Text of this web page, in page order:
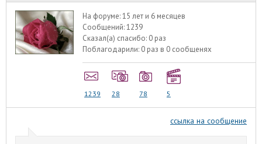
На форуме:15 лет и 6 месяцев
Сообщений:1239
Сказал(а) спасибо: 0 раз
Поблагодарили: 0 раз в 0 сообщенях
1239 28 78 5
ссылка на сообщение